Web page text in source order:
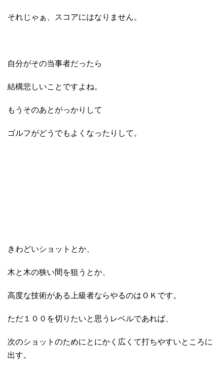
それじゃぁ、スコアにはなりません。
自分がその当事者だったら
結構悲しいことですよね。
もうそのあとがっかりして
ゴルフがどうでもよくなったりして。
きわどいショットとか、
木と木の狭い間を狙うとか、
高度な技術がある上級者ならやるのはＯＫです。
ただ１００を切りたいと思うレベルであれば、
次のショットのためにとにかく広くて打ちやすいところに
出す。